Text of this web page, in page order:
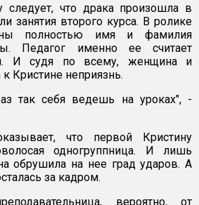
следует, что драка произошла в
занятия второго курса. В ролике
полностью имя и фамилия
Педагог именно ее считает
И судя по всему, женщина и
Кристине неприязнь.
так себя ведешь на уроках", -
что первой Кристину
одногруппница. И лишь
обрушила на нее град ударов. А
за кадром.
вероятно, от